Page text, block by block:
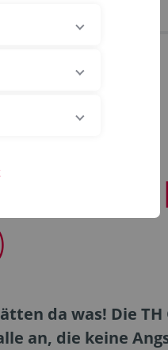
da was! Die TH
an, die keine